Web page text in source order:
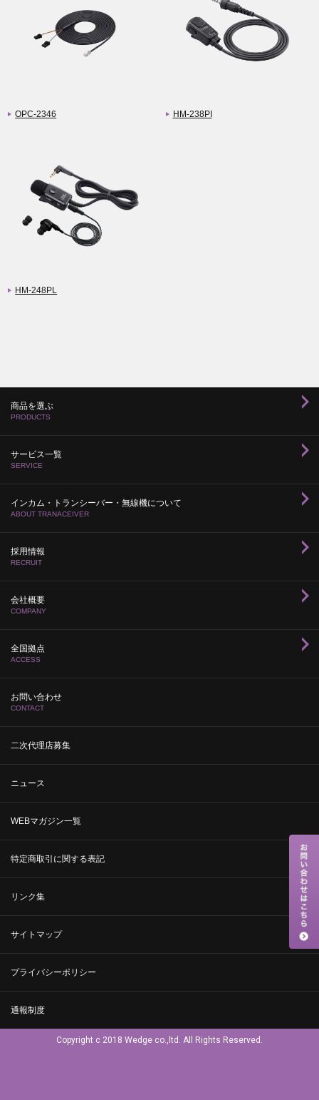
OPC-2346 HM-238PI
HM-248PL
商品を選ぶ
PRODUCTS
サービス一覧
SERVICE
インカム・トランシーバー・無線機について
ABOUT TRANACEIVER
採用情報
RECRUIT
会社概要
COMPANY
全国拠点
ACCESS
お問い合わせ
CONTACT
二次代理店募集
ニュース
WEBマガジン一覧
特定商取引に関する表記
リンク集
サイトマップ
プライバシーポリシー
通報制度
Copyright c 2018 Wedge co.,ltd. All Rights Reserved.